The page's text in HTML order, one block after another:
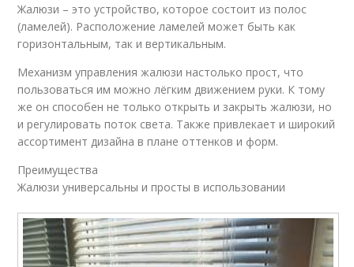
Жалюзи – это устройство, которое состоит из полос
(ламелей). Расположение ламелей может быть как
горизонтальным, так и вертикальным.
Механизм управления жалюзи настолько прост, что
пользоваться им можно лёгким движением руки. К тому
же он способен не только открыть и закрыть жалюзи, но
и регулировать поток света. Также привлекает и широкий
ассортимент дизайна в плане оттенков и форм.
Преимущества
Жалюзи универсальны и просты в использовании